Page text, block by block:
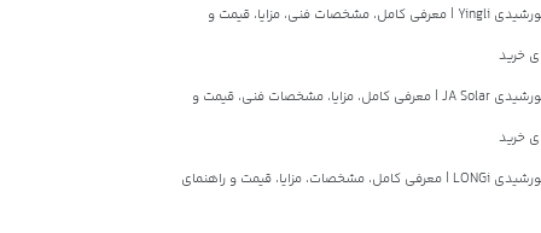
پنل خورشیدی Yingli | معرفی کامل، مشخصات فنی، مزایا، قیمت و
خرید
پنل خورشیدی JA Solar | معرفی کامل، مزایا، مشخصات فنی، قیمت و
خرید
پنل خورشیدی LONGi | معرفی کامل، مشخصات، مزایا، قیمت و راهنمای